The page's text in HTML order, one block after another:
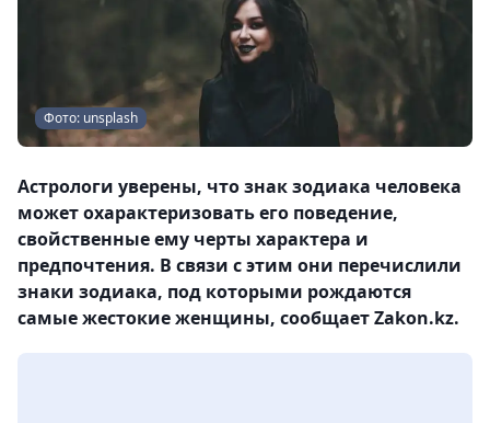
Фото: unsplash
Астрологи уверены, что знак зодиака человека
может охарактеризовать его поведение,
свойственные ему черты характера и
предпочтения. В связи с этим они перечислили
знаки зодиака, под которыми рождаются
самые жестокие женщины, сообщает Zakon.kz.